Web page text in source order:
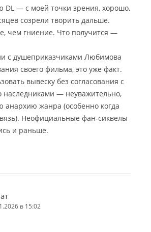
DL — с моей точки зрения, хорошо,
созрели творить дальше.
чем гниение. Что получится —
с душеприказчиками Любимова
своего фильма, это уже факт.
вывеску без согласования с
наследниками — неуважительно,
анархию жанра (особенно когда
Неофициальные фан-сиквелы
и раньше.
в 15:02